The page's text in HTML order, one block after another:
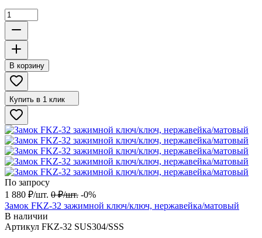
В корзину
Купить в 1 клик
По запросу
1 880 ₽/шт. 0 ₽/шт. -0%
Замок FKZ-32 зажимной ключ/ключ, нержавейка/матовый
В наличии
Артикул FKZ-32 SUS304/SSS